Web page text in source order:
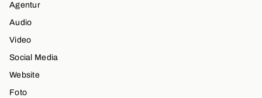
Agentur
Audio
Video
Social Media
Website
Foto